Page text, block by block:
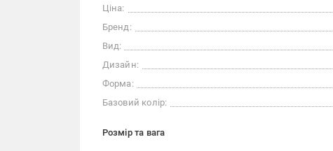
Ціна:
Бренд:
Вид:
Дизайн:
Форма:
Базовий колір:
Розмір та вага